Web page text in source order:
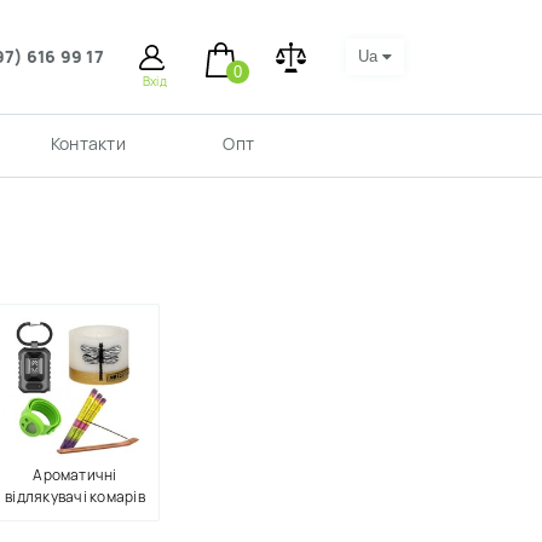
616 99 17
Вхід
0
Ua
Контакти Опт
Ароматичні
відлякувачі комарів